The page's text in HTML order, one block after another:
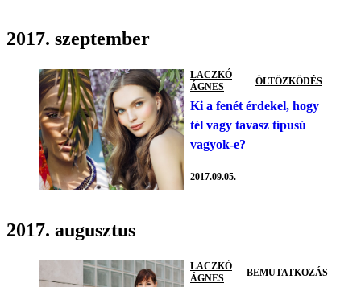
2017. szeptember
LACZKÓ
ÁGNES
ÖLTÖZKÖDÉS
Ki a fenét érdekel, hogy
tél vagy tavasz típusú
vagyok-e?
2017.09.05.
2017. augusztus
LACZKÓ
ÁGNES
BEMUTATKOZÁS